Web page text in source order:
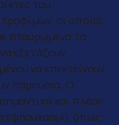
του
οι οποίοι
σταυρωμένα τα
εξετάζουν
να επεκτείνουν
παρουσία. Ο
και πλέον
εφησυχασμό, όπως